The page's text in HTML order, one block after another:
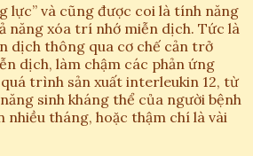
lực” và cũng được coi là tính năng
năng xóa trí nhớ miễn dịch. Tức là
dịch thông qua cơ chế cản trở
dịch, làm chậm các phản ứng
trình sản xuất interleukin 12, từ
sinh kháng thể của người bệnh
tháng, hoặc thậm chí là vài